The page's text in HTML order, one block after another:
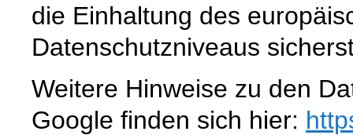
die Einhaltung des
Datenschutzniveaus
Weitere Hinweise zu den
Google finden sich hier: